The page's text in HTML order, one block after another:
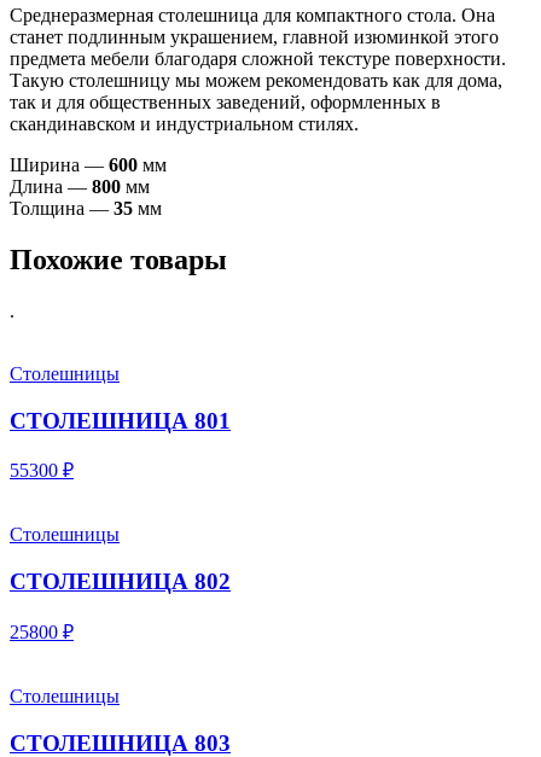
Среднеразмерная столешница для компактного стола. Она
станет подлинным украшением, главной изюминкой этого
предмета мебели благодаря сложной текстуре поверхности.
Такую столешницу мы можем рекомендовать как для дома,
так и для общественных заведений, оформленных в
скандинавском и индустриальном стилях.
Ширина — 600 мм
Длина — 800 мм
Толщина — 35 мм
Похожие товары
.
Столешницы
СТОЛЕШНИЦА 801
55300 ₽
Столешницы
СТОЛЕШНИЦА 802
25800 ₽
Столешницы
СТОЛЕШНИЦА 803